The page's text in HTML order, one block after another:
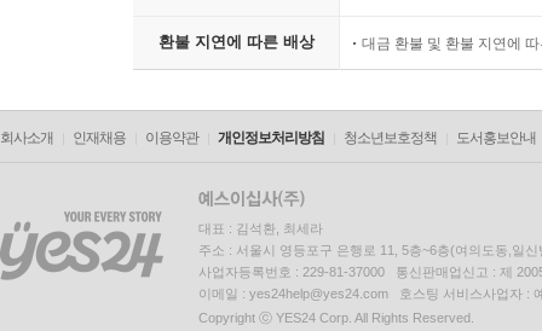
환불 지연에 따른 배상 대금 환불 및 환불 지연에
회사소개 인재채용 이용약관 개인정보처리방침 청소년보호정책 도서홍보안내
대표 : 김석환, 최세라
주소 : 서울시 영등포구 은행로 11, 5층~6층(여의도동,일신
사업자등록번호 : 229-81-37000 통신판매업신고 : 제
이메일 : yes24help@yes24.com 호스팅 서비스사업자 :
Copyright ⓒ YES24 Corp. All Rights Reserved.